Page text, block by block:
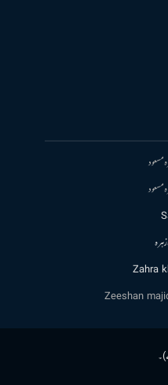
مسعود
مسعود
Zahra
Zeeshan